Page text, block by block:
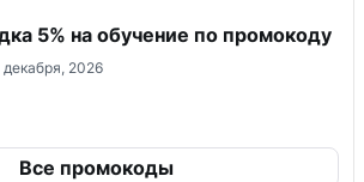
5% на обучение по промокоду
2026
Все промокоды